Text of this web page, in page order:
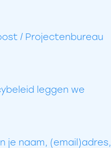
/ Projectenbureau
leggen we
je naam, (email)adres,